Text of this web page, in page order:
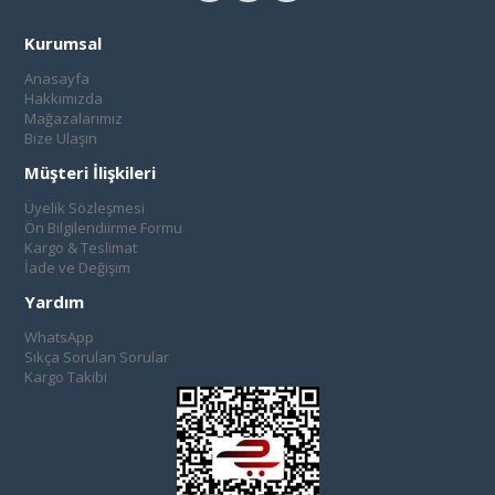
Kurumsal
Anasayfa
Hakkımızda
Mağazalarımız
Bize Ulaşın
Müşteri İlişkileri
Üyelik Sözleşmesi
Ön Bilgilendiirme Formu
Kargo & Teslimat
İade ve Değişim
Yardım
WhatsApp
Sıkça Sorulan Sorular
Kargo Takibi